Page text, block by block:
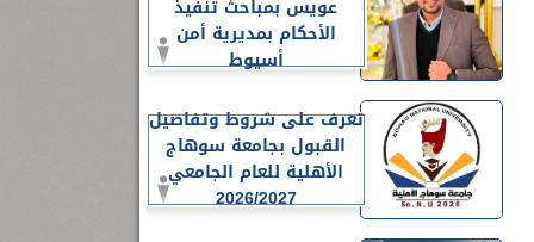
عويس بمباحث تنفيذ
الأحكام بمديرية أمن
أسيوط
تعرف على شروط وتفاصيل
القبول بجامعة سوهاج
الأهلية للعام الجامعي
2026/2027